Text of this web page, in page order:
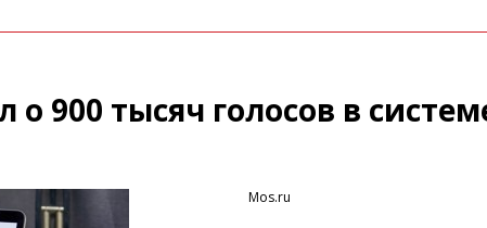
900 тысяч голосов в
Mos.ru